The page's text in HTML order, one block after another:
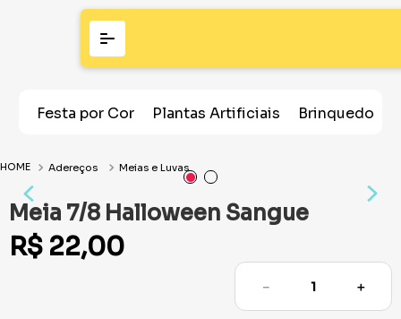
Festa por Cor Plantas Artificiais Brinquedos
Adereços Meias e Luvas
Meia 7/8 Halloween Sangue
R$ 22,00
＋
－